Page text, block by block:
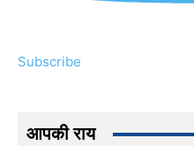
Subscribe
आपकी राय